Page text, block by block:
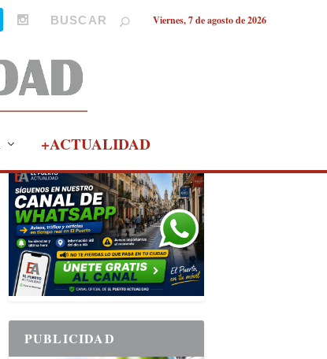
Viernes, 7 de agosto de 2026
+ACTUALIDAD
PUBLICIDAD
PUBLICIDAD